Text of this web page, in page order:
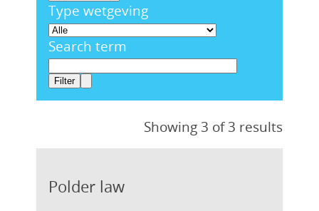
Type wetgeving
Search term
Showing 3 of 3 results
Polder law